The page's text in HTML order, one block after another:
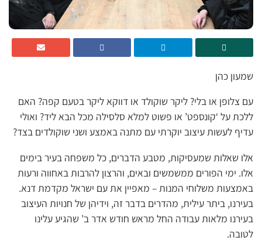
שמעון כהן
עם צלופן או בלי? ליקר שוקולד או דווקא ליקר בטעם קפה? האם
ללכת על ‘קונספט’ או פשוט למלא סלסילה מכל הבא ליד? ואולי
עדיף לעשות עיצוב יוקרתי עם מתנה באמצע ושני שוקולדים בצד?
אלו שאלות שמעסיקות, מטבע הדברים, כל משפחה בעיר בימים
אלו. ימי הפורים ממשמשים ובאים, והרצון להרבות באחווה ורעות
באמצעות משלוחי המנות – מאפיין את עם ישראל מקדמת דנא.
בעירנו, ביתר עילית, מהדרים בדבר זה, וידיהן של חנויות העיצוב
בעירנו מלאות עבודה החל מראש חודש אדר ב’ שהגיע עלינו
לטובה.